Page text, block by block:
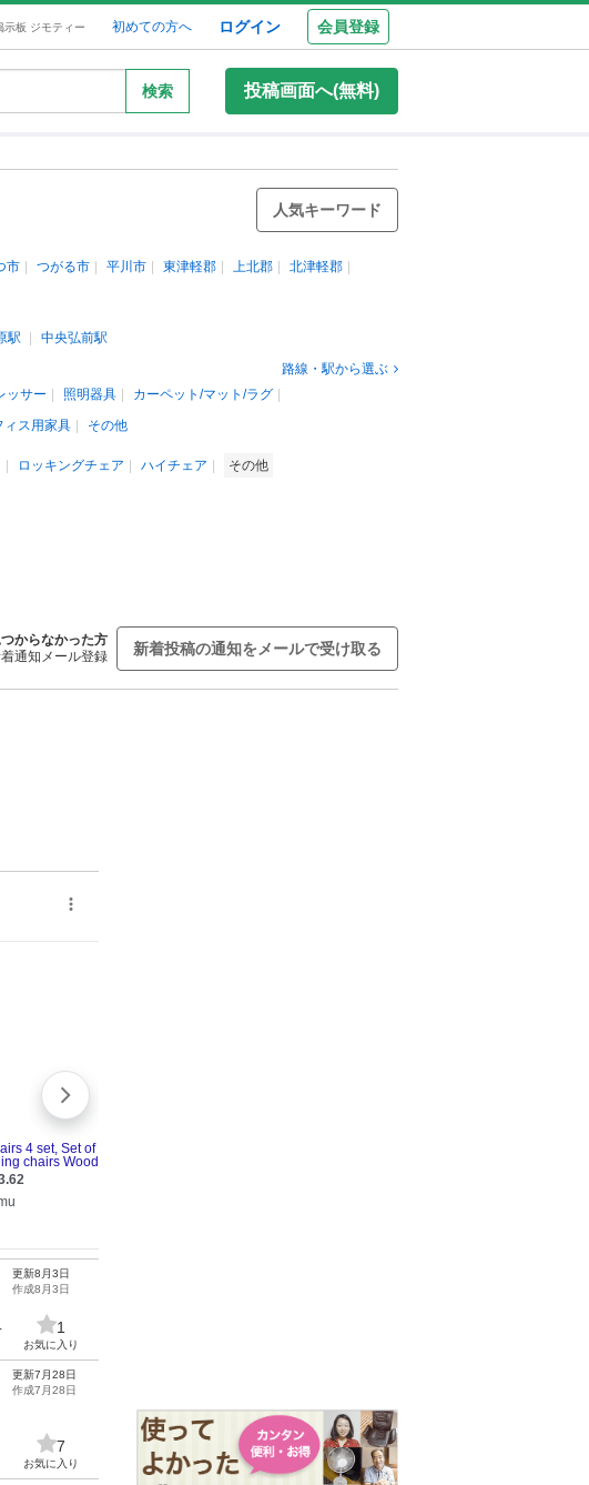
示板 ジモティー 初めての方へ ログイン 会員登録
検索 投稿画面へ(無料)
人気キーワード
市 つがる市 平川市 東津軽郡 上北郡
北津軽郡
駅
中央弘前駅
路線・駅から選ぶ
ッサー 照明器具
カーペット/マット/ラグ
ィス用家具 その他
ロッキングチェア ハイチェア その他
からなかった方
通知メール登録
新着投稿の通知をメールで受け取る
更新8月3日
作成8月3日
1
お気に入り
更新7月28日
作成7月28日
7
お気に入り